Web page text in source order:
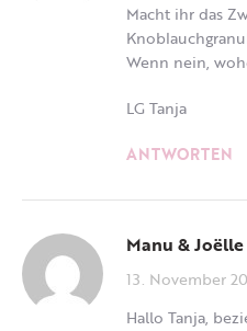
Macht ihr das
Wenn nein,
LG Tanja
ANTWORTEN
Manu & Joëlle
13. November
Hallo Tanja,